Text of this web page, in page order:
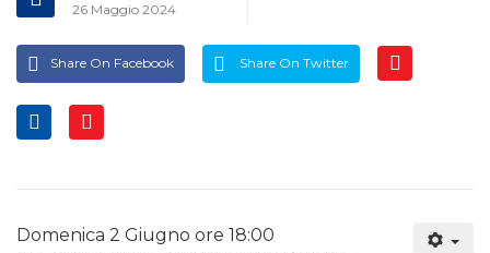
26 Maggio 2024
Share On Facebook Share On Twitter
Domenica 2 Giugno ore 18:00